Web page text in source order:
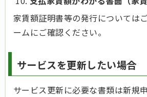
家賃額証明書等の発行については
ームにご確認ください。
サービスを更新したい場合
サービス更新に必要な書類は新規